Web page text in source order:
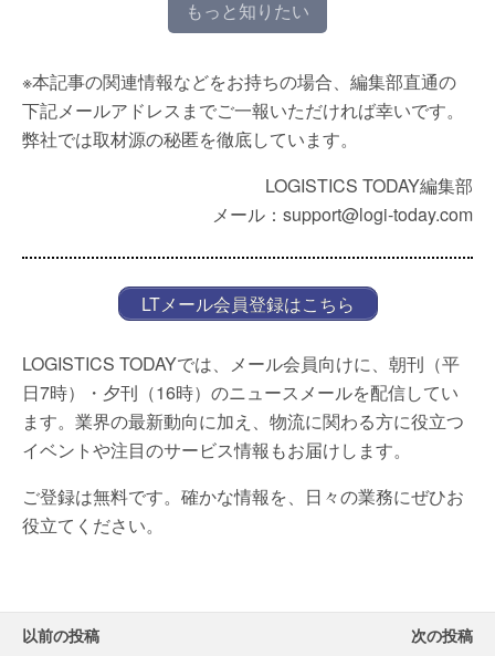
もっと知りたい
※本記事の関連情報などをお持ちの場合、編集部直通の
下記メールアドレスまでご一報いただければ幸いです。
弊社では取材源の秘匿を徹底しています。
LOGISTICS TODAY編集部
メール：support@logi-today.com
LTメール会員登録はこちら
LOGISTICS TODAYでは、メール会員向けに、朝刊（平
日7時）・夕刊（16時）のニュースメールを配信してい
ます。業界の最新動向に加え、物流に関わる方に役立つ
イベントや注目のサービス情報もお届けします。
ご登録は無料です。確かな情報を、日々の業務にぜひお
役立てください。
以前の投稿 次の投稿